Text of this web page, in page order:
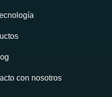
con nosotros